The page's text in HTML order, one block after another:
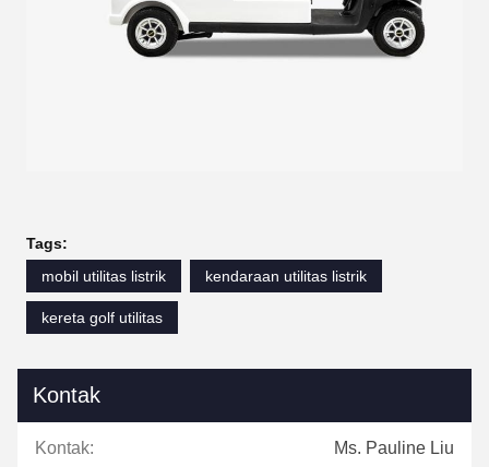
Tags:
mobil utilitas listrik
kendaraan utilitas listrik
kereta golf utilitas
Kontak
Kontak: Ms. Pauline Liu